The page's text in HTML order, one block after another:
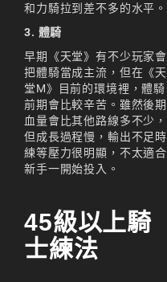
和力騎拉到差不多的水平。
3. 體騎
早期《天堂》有不少玩家會
把體騎當成主流，但在《天
堂M》目前的環境裡，體騎
前期會比較辛苦。雖然後期
血量會比其他路線多不少，
但成長過程慢，輸出不足時
練等壓力很明顯，不太適合
新手一開始投入。
45級以上騎
士練法